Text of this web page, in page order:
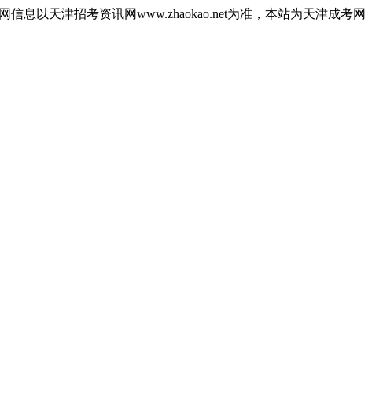
息以天津招考资讯网www.zhaokao.net为准，本站为天津成考网